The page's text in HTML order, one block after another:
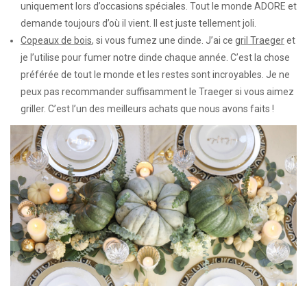
uniquement lors d’occasions spéciales. Tout le monde ADORE et
demande toujours d’où il vient. Il est juste tellement joli.
Copeaux de bois, si vous fumez une dinde. J’ai ce gril Traegeret
je l’utilise pour fumer notre dinde chaque année. C’est la chose
préférée de tout le monde et les restes sont incroyables. Je ne
peux pas recommander suffisamment le Traeger si vous aimez
griller. C’est l’un des meilleurs achats que nous avons faits !